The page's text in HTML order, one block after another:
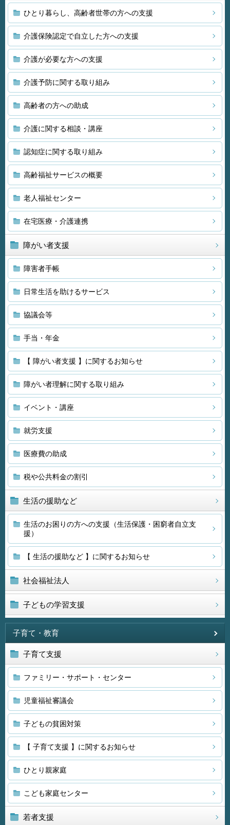
ひとり暮らし、高齢者世帯の方への支援
介護保険認定で自立した方への支援
介護が必要な方への支援
介護予防に関する取り組み
高齢者の方への助成
介護に関する相談・講座
認知症に関する取り組み
高齢福祉サービスの概要
老人福祉センター
在宅医療・介護連携
障がい者支援
障害者手帳
日常生活を助けるサービス
協議会等
手当・年金
【 障がい者支援 】に関するお知らせ
障がい者理解に関する取り組み
イベント・講座
就労支援
医療費の助成
税や公共料金の割引
生活の援助など
生活のお困りの方への支援（生活保護・困窮者自立支
援）
【 生活の援助など 】に関するお知らせ
社会福祉法人
子どもの学習支援
子育て・教育
子育て支援
ファミリー・サポート・センター
児童福祉審議会
子どもの貧困対策
【 子育て支援 】に関するお知らせ
ひとり親家庭
こども家庭センター
若者支援